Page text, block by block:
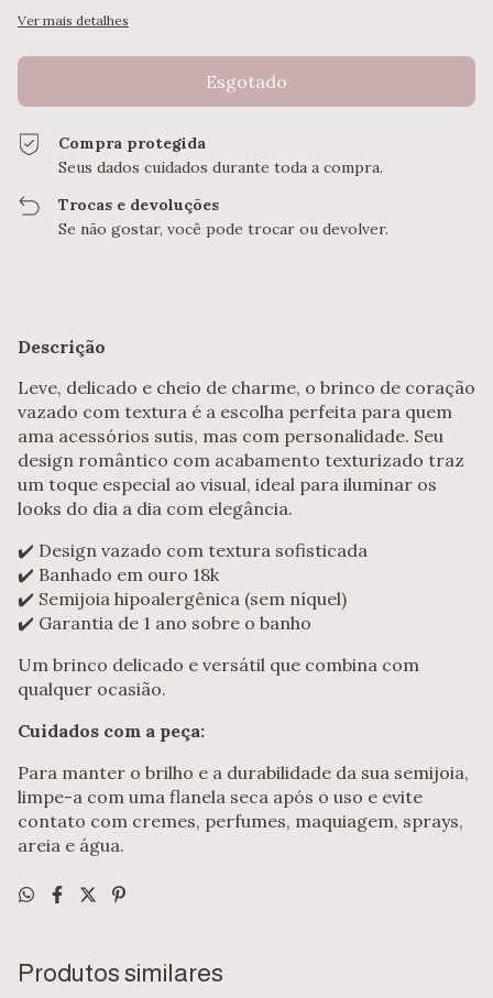
Ver mais detalhes
Compra protegida
Seus dados cuidados durante toda a compra.
Trocas e devoluções
Se não gostar, você pode trocar ou devolver.
Descrição
Leve, delicado e cheio de charme, o brinco de coração
vazado com textura é a escolha perfeita para quem
ama acessórios sutis, mas com personalidade. Seu
design romântico com acabamento texturizado traz
um toque especial ao visual, ideal para iluminar os
looks do dia a dia com elegância.
✔️ Design vazado com textura sofisticada
✔️ Banhado em ouro 18k
✔️ Semijoia hipoalergênica (sem níquel)
✔️ Garantia de 1 ano sobre o banho
Um brinco delicado e versátil que combina com
qualquer ocasião.
Cuidados com a peça:
Para manter o brilho e a durabilidade da sua semijoia,
limpe-a com uma flanela seca após o uso e evite
contato com cremes, perfumes, maquiagem, sprays,
areia e água.
Produtos similares